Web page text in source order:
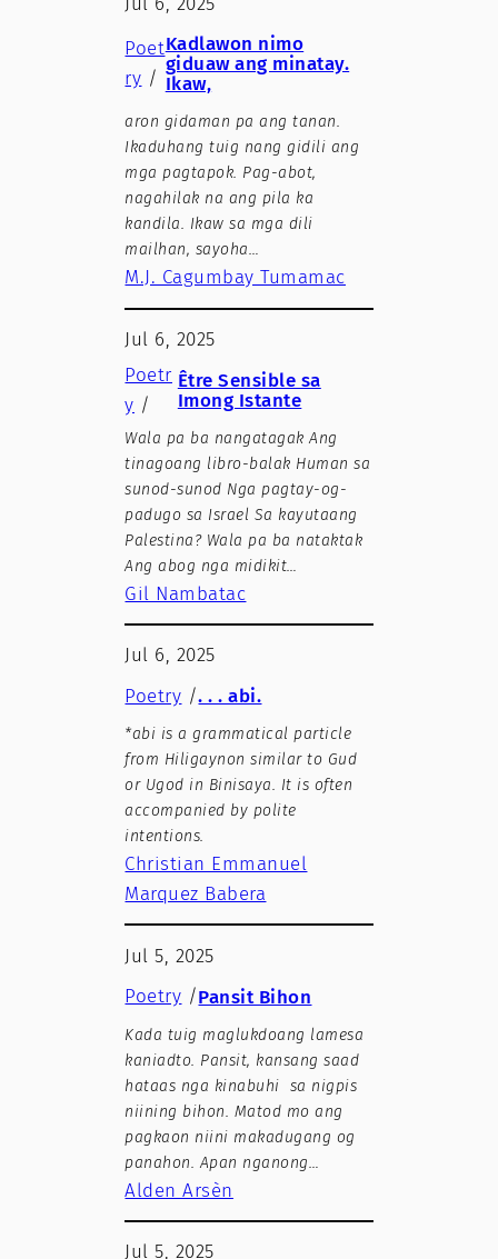
Poet
ry /
Kadlawon nimo
giduaw ang minatay.
Ikaw,
aron gidaman pa ang tanan.
Ikaduhang tuig nang gidili ang
mga pagtapok. Pag-abot,
nagahilak na ang pila ka
kandila. Ikaw sa mga dili
mailhan, sayoha…
M.J. Cagumbay Tumamac
Jul 6, 2025
Poetr
y /
Être Sensible sa
Imong Istante
Wala pa ba nangatagak Ang
tinagoang libro-balak Human sa
sunod-sunod Nga pagtay-og-
padugo sa Israel Sa kayutaang
Palestina? Wala pa ba nataktak
Ang abog nga midikit…
Gil Nambatac
Jul 6, 2025
Poetry /. . . abi.
*abi is a grammatical particle
from Hiligaynon similar to Gud
or Ugod in Binisaya. It is often
accompanied by polite
intentions.
Christian Emmanuel
Marquez Babera
Jul 5, 2025
Poetry /Pansit Bihon
Kada tuig maglukdoang lamesa
kaniadto. Pansit, kansang saad
hataas nga kinabuhi sa nigpis
niining bihon. Matod mo ang
pagkaon niini makadugang og
panahon. Apan nganong…
Alden Arsèn
Jul 5, 2025